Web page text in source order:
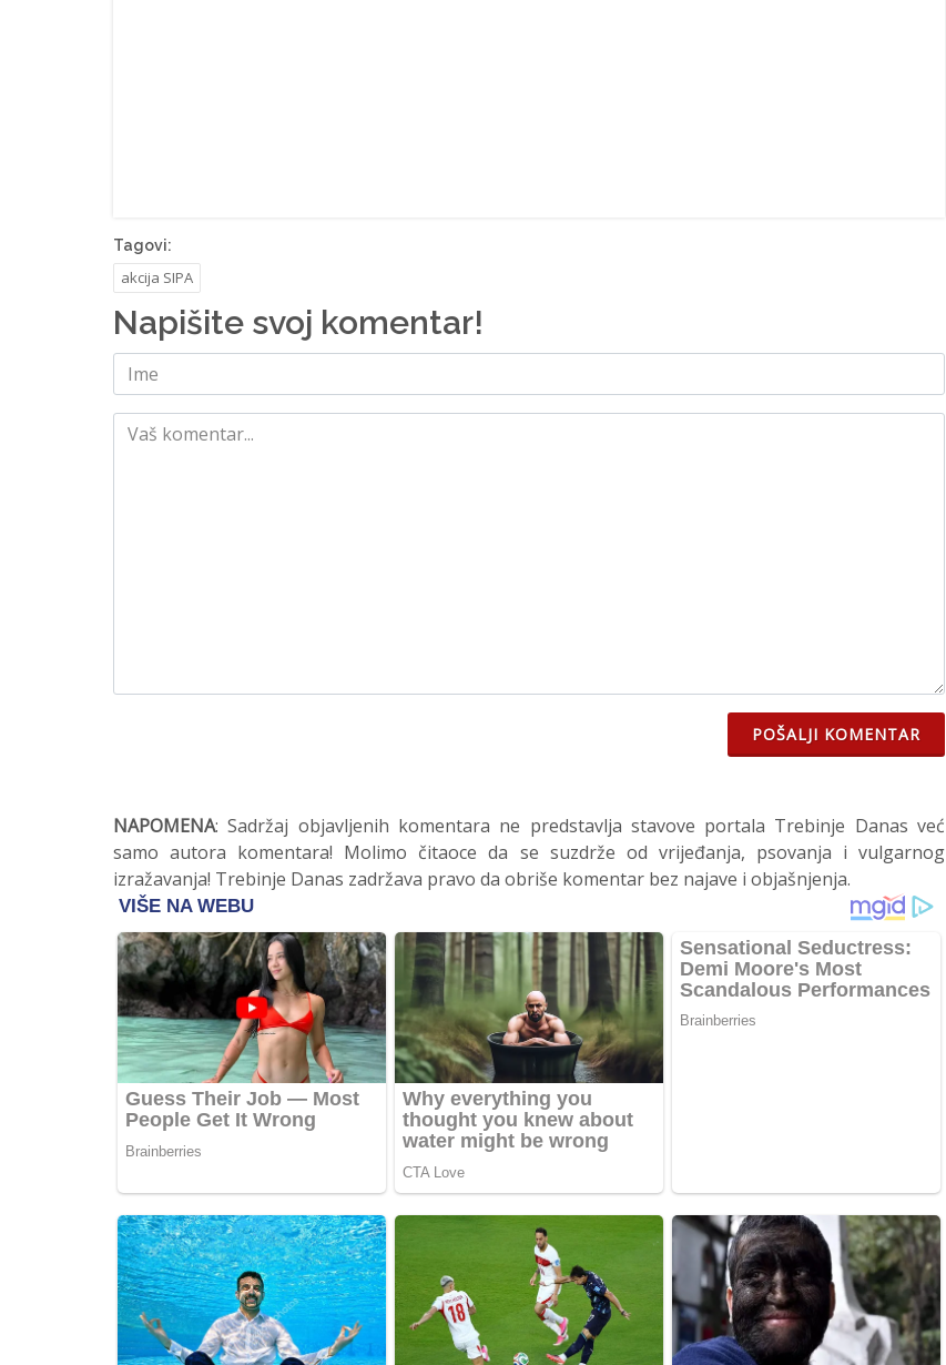
Tagovi:
akcija SIPA
Napišite svoj komentar!
POŠALJI KOMENTAR
NAPOMENA: Sadržaj objavljenih komentara ne predstavlja stavove portala Trebinje Danas već
samo autora komentara! Molimo čitaoce da se suzdrže od vrijeđanja, psovanja i vulgarnog
izražavanja! Trebinje Danas zadržava pravo da obriše komentar bez najave i objašnjenja.